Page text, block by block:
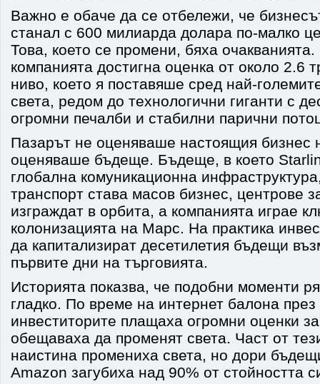
Важно е обаче да се отбележи, че
станал с 600 милиарда долара по-малко
Това, което се промени, бяха очакванията.
компанията достигна оценка от около 2.6
ниво, което я поставяше сред най-
света, редом до технологични гиганти с
огромни печалби и стабилни парични
Пазарът не оценяваше настоящия бизнес
оценяваше бъдеще. Бъдеще, в което
глобална комуникационна
транспорт става масов бизнес, центрове
изграждат в орбита, а компанията играе
колонизацията на Марс. На практика
да капитализират десетилетия бъдещи
първите дни на търговията.
Историята показва, че подобни моменти
гладко. По време на интернет балона през
инвеститорите плащаха огромни оценки
обещаваха да променят света. Част от
наистина промениха света, но дори
Amazon загубиха над 90% от стойността